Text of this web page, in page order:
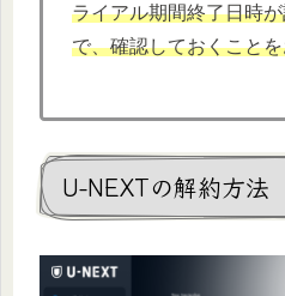
ライアル期間終了日時
で、確認しておくこと
U-NEXTの解約方法